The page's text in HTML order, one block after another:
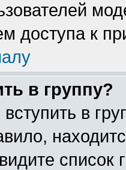
доступа к
в группу?
в
список